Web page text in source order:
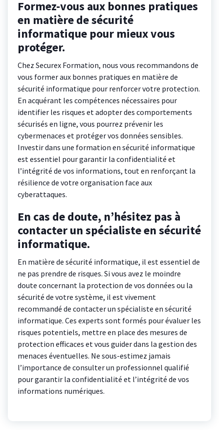
Formez-vous aux bonnes pratiques
en matière de sécurité
informatique pour mieux vous
protéger.
Chez Securex Formation, nous vous recommandons de
vous former aux bonnes pratiques en matière de
sécurité informatique pour renforcer votre protection.
En acquérant les compétences nécessaires pour
identifier les risques et adopter des comportements
sécurisés en ligne, vous pourrez prévenir les
cybermenaces et protéger vos données sensibles.
Investir dans une formation en sécurité informatique
est essentiel pour garantir la confidentialité et
l’intégrité de vos informations, tout en renforçant la
résilience de votre organisation face aux
cyberattaques.
En cas de doute, n’hésitez pas à
contacter un spécialiste en sécurité
informatique.
En matière de sécurité informatique, il est essentiel de
ne pas prendre de risques. Si vous avez le moindre
doute concernant la protection de vos données ou la
sécurité de votre système, il est vivement
recommandé de contacter un spécialiste en sécurité
informatique. Ces experts sont formés pour évaluer les
risques potentiels, mettre en place des mesures de
protection efficaces et vous guider dans la gestion des
menaces éventuelles. Ne sous-estimez jamais
l’importance de consulter un professionnel qualifié
pour garantir la confidentialité et l’intégrité de vos
informations numériques.